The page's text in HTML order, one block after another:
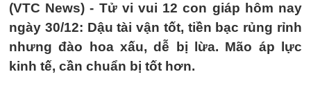
(VTC News) - Tử vi vui 12 con giáp hôm nay
ngày 30/12: Dậu tài vận tốt, tiền bạc rủng rỉnh
nhưng đào hoa xấu, dễ bị lừa. Mão áp lực
kinh tế, cần chuẩn bị tốt hơn.